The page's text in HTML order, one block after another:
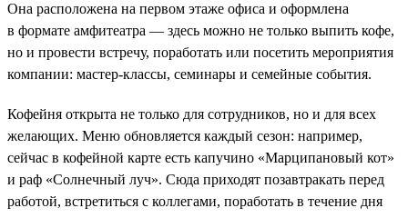
Она расположена на первом этаже офиса и оформлена
в формате амфитеатра — здесь можно не только выпить кофе,
но и провести встречу, поработать или посетить мероприятия
компании: мастер-классы, семинары и семейные события.
Кофейня открыта не только для сотрудников, но и для всех
желающих. Меню обновляется каждый сезон: например,
сейчас в кофейной карте есть капучино «Марципановый кот»
и раф «Солнечный луч». Сюда приходят позавтракать перед
работой, встретиться с коллегами, поработать в течение дня